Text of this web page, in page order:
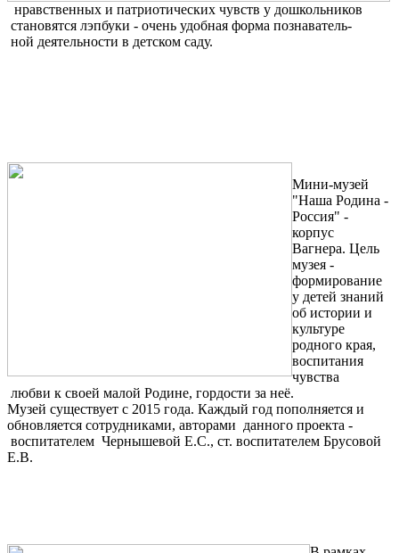
нравственных и патриотических чувств у дошкольников
становятся лэпбуки - очень удобная форма познаватель-
ной деятельности в детском саду.
Мини-музей
"Наша Родина -
Россия" -
корпус
Вагнера. Цель
музея -
формирование
у детей знаний
об истории и
культуре
родного края,
воспитания
чувства
любви к своей малой Родине, гордости за неё.
Музей существует с 2015 года. Каждый год пополняется и
обновляется сотрудниками, авторами данного проекта -
воспитателем Чернышевой Е.С., ст. воспитателем Брусовой
Е.В.